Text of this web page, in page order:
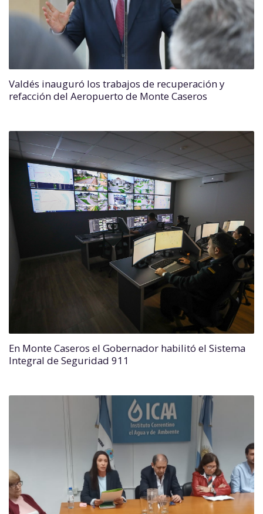
Valdés inauguró los trabajos de recuperación y
refacción del Aeropuerto de Monte Caseros
En Monte Caseros el Gobernador habilitó el Sistema
Integral de Seguridad 911